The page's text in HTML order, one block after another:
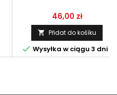
Cena
46,00 zł
 Přidat do košíku
 Wysyłka w ciągu 3 dni